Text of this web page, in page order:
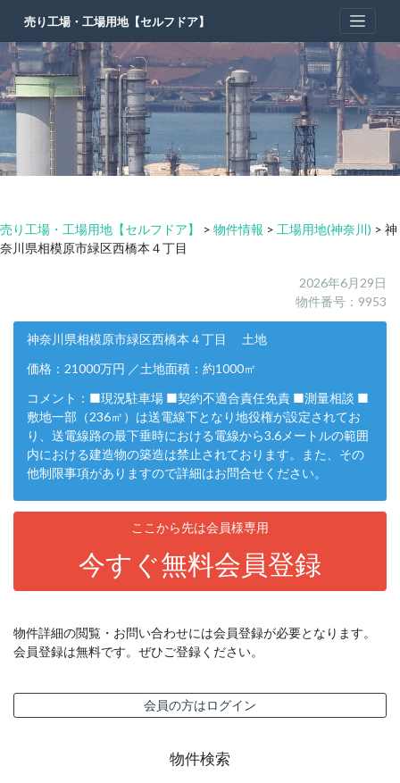
content
売り工場・工場用地【セルフドア】
売り工場・工場用地【セルフドア】 > 物件情報 > 工場用地(神奈川) > 神
奈川県相模原市緑区西橋本４丁目
2026年6月29日
物件番号：9953
神奈川県相模原市緑区西橋本４丁目 土地
価格：21000万円 ／土地面積：約1000㎡
コメント：■現況駐車場 ■契約不適合責任免責 ■測量相談 ■
敷地一部（236㎡）は送電線下となり地役権が設定されてお
り、送電線路の最下垂時における電線から3.6メートルの範囲
内における建造物の築造は禁止されております。また、その
他制限事項がありますので詳細はお問合せください。
ここから先は会員様専用
今すぐ無料会員登録
物件詳細の閲覧・お問い合わせには会員登録が必要となります。
会員登録は無料です。ぜひご登録ください。
会員の方はログイン
物件検索